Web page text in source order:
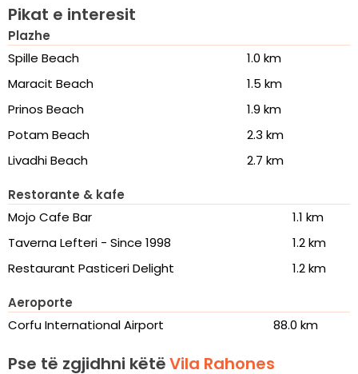
Pikat e interesit
Plazhe
Spille Beach
1.0 km
Maracit Beach
1.5 km
Prinos Beach
1.9 km
Potam Beach
2.3 km
Livadhi Beach
2.7 km
Restorante & kafe
Mojo Cafe Bar
1.1 km
Taverna Lefteri - Since 1998
1.2 km
Restaurant Pasticeri Delight
1.2 km
Aeroporte
Corfu International Airport
88.0 km
Pse të zgjidhni këtëVila Rahones